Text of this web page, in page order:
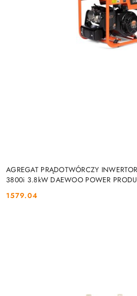
AGREGAT PRĄDOTWÓRCZY
3800i 3.8kW DAEWOO POWER
Cena:
1579.04